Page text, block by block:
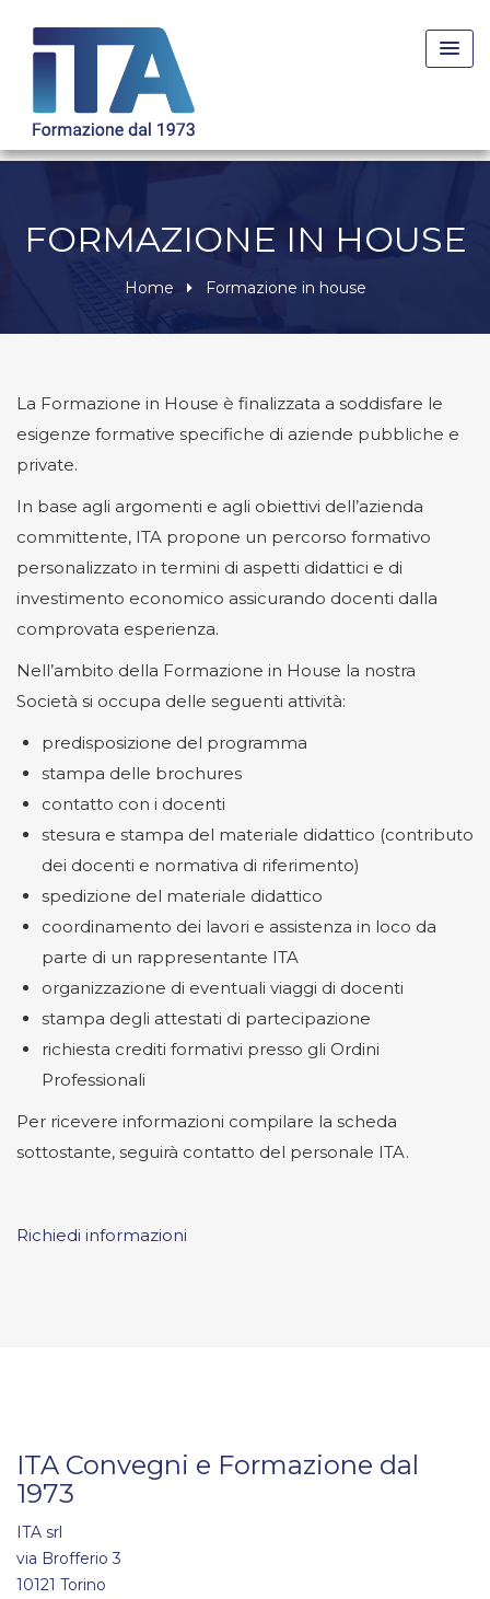
contentFORMAZIONE IN HOUSE
Home Formazione in house
La Formazione in House è finalizzata a soddisfare le
esigenze formative specifiche di aziende pubbliche e
private.
In base agli argomenti e agli obiettivi dell’azienda
committente, ITA propone un percorso formativo
personalizzato in termini di aspetti didattici e di
investimento economico assicurando docenti dalla
comprovata esperienza.
Nell’ambito della Formazione in House la nostra
Società si occupa delle seguenti attività:
predisposizione del programma
stampa delle brochures
contatto con i docenti
stesura e stampa del materiale didattico (contributo
dei docenti e normativa di riferimento)
spedizione del materiale didattico
coordinamento dei lavori e assistenza in loco da
parte di un rappresentante ITA
organizzazione di eventuali viaggi di docenti
stampa degli attestati di partecipazione
richiesta crediti formativi presso gli Ordini
Professionali
Per ricevere informazioni compilare la scheda
sottostante, seguirà contatto del personale ITA.
Richiedi informazioni
ITA Convegni e Formazione dal
1973
ITA srl
via Brofferio 3
10121 Torino